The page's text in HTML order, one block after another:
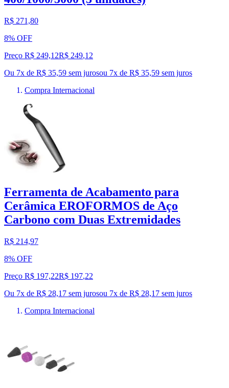
R$ 271,80
8% OFF
Preço R$ 249,12R$ 249,12
Ou 7x de R$ 35,59 sem jurosou 7x de R$ 35,59 sem juros
Compra Internacional
Ferramenta de Acabamento para
Cerâmica EROFORMOS de Aço
Carbono com Duas Extremidades
R$ 214,97
8% OFF
Preço R$ 197,22R$ 197,22
Ou 7x de R$ 28,17 sem jurosou 7x de R$ 28,17 sem juros
Compra Internacional